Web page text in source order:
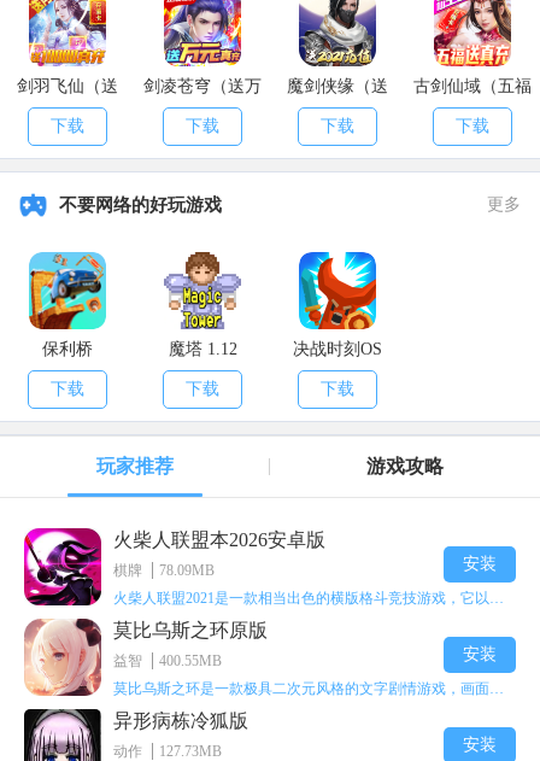
剑羽飞仙（送
10000真充）
下载
剑凌苍穹（送万
元真充）
下载
魔剑侠缘（送
2021充值）
下载
古剑仙域（五福
送真充）
下载
不要网络的好玩游戏 更多
保利桥
下载
魔塔 1.12
下载
决战时刻OS
下载
玩家推荐 游戏攻略
火柴人联盟本2026安卓版
棋牌
78.09MB
安装
莫比乌斯之环原版
益智
400.55MB
安装
异形病栋冷狐版
动作
127.73MB
安装